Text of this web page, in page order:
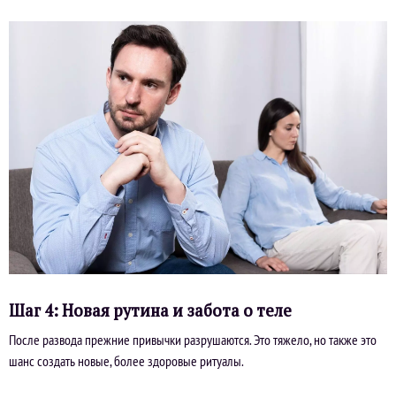
Шаг 4: Новая рутина и забота о теле
После развода прежние привычки разрушаются. Это тяжело, но также это
шанс создать новые, более здоровые ритуалы.